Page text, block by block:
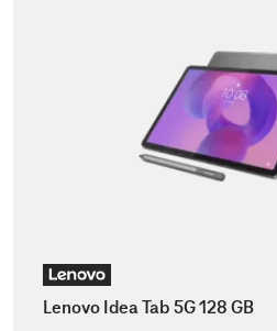
Lenovo Idea Tab 5G 128 GB